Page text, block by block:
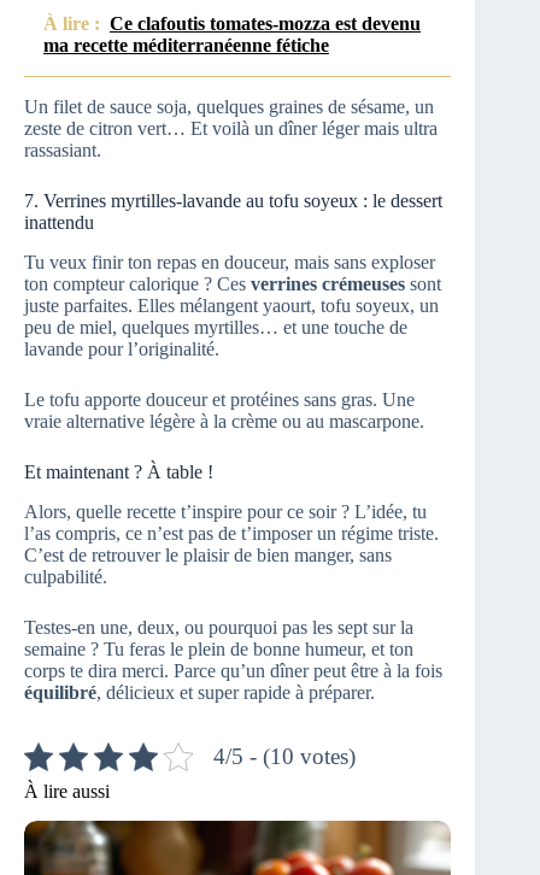
À lire : Ce clafoutis tomates-mozza est devenu
ma recette méditerranéenne fétiche
Un filet de sauce soja, quelques graines de sésame, un
zeste de citron vert… Et voilà un dîner léger mais ultra
rassasiant.
7. Verrines myrtilles-lavande au tofu soyeux : le dessert
inattendu
Tu veux finir ton repas en douceur, mais sans exploser
ton compteur calorique ? Ces verrines crémeuses sont
juste parfaites. Elles mélangent yaourt, tofu soyeux, un
peu de miel, quelques myrtilles… et une touche de
lavande pour l’originalité.
Le tofu apporte douceur et protéines sans gras. Une
vraie alternative légère à la crème ou au mascarpone.
Et maintenant ? À table !
Alors, quelle recette t’inspire pour ce soir ? L’idée, tu
l’as compris, ce n’est pas de t’imposer un régime triste.
C’est de retrouver le plaisir de bien manger, sans
culpabilité.
Testes-en une, deux, ou pourquoi pas les sept sur la
semaine ? Tu feras le plein de bonne humeur, et ton
corps te dira merci. Parce qu’un dîner peut être à la fois
équilibré, délicieux et super rapide à préparer.
4/5 - (10 votes)
À lire aussi